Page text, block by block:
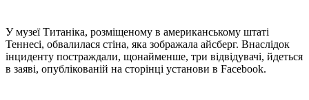
У музеї Титаніка, розміщеному в американському штаті
Теннесі, обвалилася стіна, яка зображала айсберг. Внаслідок
інциденту постраждали, щонайменше, три відвідувачі, йдеться
в заяві, опублікованій на сторінці установи в Facebook.